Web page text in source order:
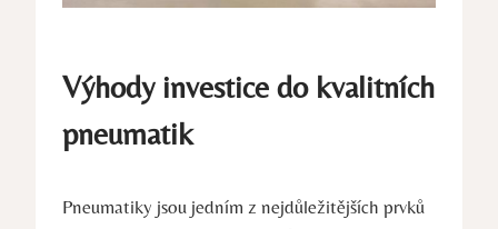
Výhody investice do kvalitních
pneumatik
Pneumatiky jsou jedním z nejdůležitějších prvků